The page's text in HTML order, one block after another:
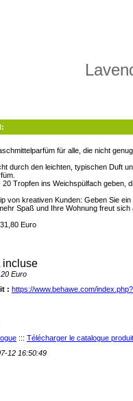
für alle, die nicht
durch den leichten, typischen Duft
20 Tropfen ins Weichspülfach geben,
von kreativen Kunden: Geben Sie
Spaß und Ihre Wohnung freut sich
Euro
incluse
Euro
: https://www.behawe.com/
::: Télécharger le catalogue
12 16:50:49